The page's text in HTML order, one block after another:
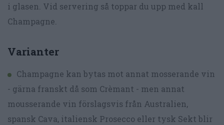
i glasen. Vid servering så toppar du upp med kall
Champagne.
Varianter
Champagne kan bytas mot annat mosserande vin
- gärna franskt då som Crèmant - men annat
mousserande vin förslagsvis från Australien,
spansk Cava, italiensk Prosecco eller tysk Sekt blir